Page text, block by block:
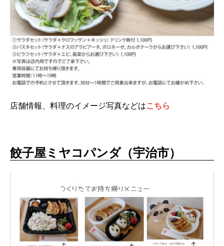
店舗情報、料理のイメージ写真などはこちら
餃子屋ミヤコパンダ（宇治市）